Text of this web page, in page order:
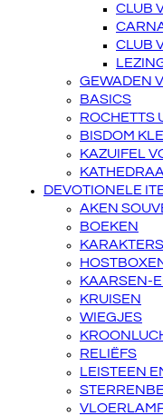
CLUB
CLUB
GEWADEN
BASICS
ROCHETTS
BISDOM
KAZUIFEL
DEVOTIONELE
AKEN
BOEKEN
KARAKTERS
KAARSEN-
KRUISEN
WIEGJES
RELIËFS
LEISTEEN